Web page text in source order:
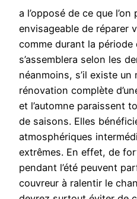
a l’opposé de ce que
envisageable de réparer
comme durant la période
s’assemblera selon les
néanmoins, s’il existe
rénovation complète
et l’automne paraissent
de saisons. Elles
atmosphériques
extrêmes. En effet, de
pendant l’été peuvent
couvreur à ralentir le